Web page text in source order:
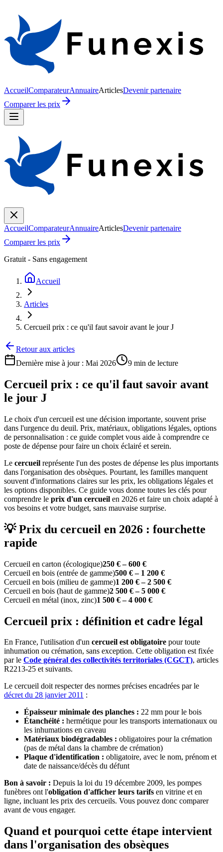
AccueilComparateurAnnuaireArticlesDevenir partenaire
Comparer les prix
AccueilComparateurAnnuaireArticlesDevenir partenaire
Comparer les prix
Gratuit - Sans engagement
Accueil
Articles
Cercueil prix : ce qu'il faut savoir avant le jour J
Retour aux articles
Dernière mise à jour : Mai 2026 9 min de lecture
Cercueil prix : ce qu'il faut savoir avant
le jour J
Le choix d'un cercueil est une décision importante, souvent prise
dans l'urgence du deuil. Prix, matériaux, obligations légales, options
de personnalisation : ce guide complet vous aide à comprendre ce
poste de dépense pour faire un choix éclairé et serein.
Le cercueil représente l'un des postes de dépense les plus importants
dans l'organisation des obsèques. Pourtant, les familles manquent
souvent d'informations claires sur les prix, les obligations légales et
les options disponibles. Ce guide vous donne toutes les clés pour
comprendre le prix d'un cercueil en 2026 et faire un choix adapté à
vos besoins et votre budget, sans mauvaise surprise.
💡 Prix du cercueil en 2026 : fourchette
rapide
Cercueil en carton (écologique)250 € – 600 €
Cercueil en bois (entrée de gamme)500 € – 1 200 €
Cercueil en bois (milieu de gamme)1 200 € – 2 500 €
Cercueil en bois (haut de gamme)2 500 € – 5 000 €
Cercueil en métal (inox, zinc)1 500 € – 4 000 €
Cercueil prix : définition et cadre légal
En France, l'utilisation d'un cercueil est obligatoire pour toute
inhumation ou crémation, sans exception. Cette obligation est fixée
par le Code général des collectivités territoriales (CGCT), articles
R2213-25 et suivants.
Le cercueil doit respecter des normes précises encadrées par le
décret du 28 janvier 2011 :
Épaisseur minimale des planches : 22 mm pour le bois
Étanchéité : hermétique pour les transports internationaux ou
les inhumations en caveau
Matériaux biodégradables : obligatoires pour la crémation
(pas de métal dans la chambre de crémation)
Plaque d'identification : obligatoire, avec le nom, prénom et
date de naissance/décès du défunt
Bon à savoir : Depuis la loi du 19 décembre 2009, les pompes
funèbres ont l'obligation d'afficher leurs tarifs en vitrine et en
ligne, incluant les prix des cercueils. Vous pouvez donc comparer
avant de vous engager.
Quand et pourquoi cette étape intervient
dans l'organisation des obsèques